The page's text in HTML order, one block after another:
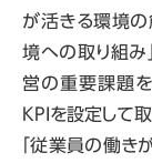
が活きる環境の
境への取り組み
営の重要課題
KPIを設定して
「従業員の働き